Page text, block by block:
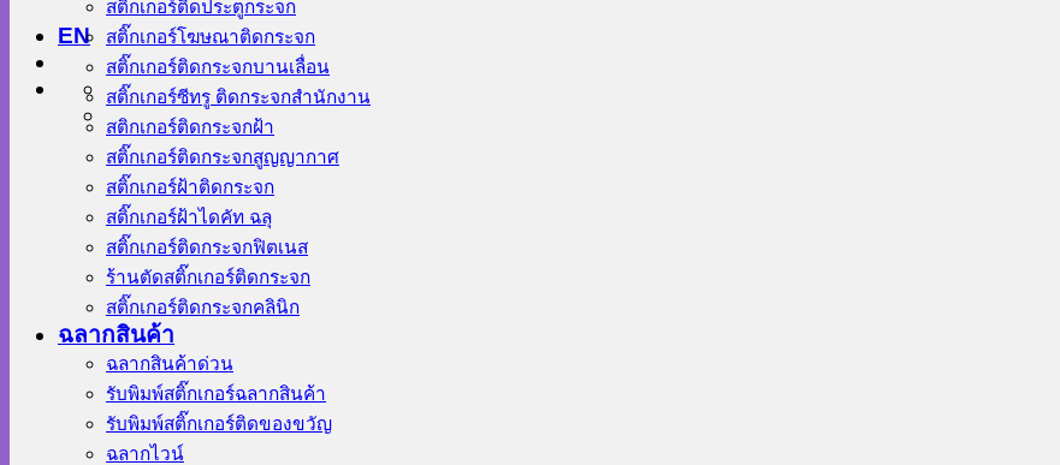
EN
สติ๊กเกอร์ติดประตูกระจก
สติ๊กเกอร์โฆษณาติดกระจก
สติ๊กเกอร์ติดกระจกบานเลื่อน
สติ๊กเกอร์ซีทรู ติดกระจกสำนักงาน
สติกเกอร์ติดกระจกฝ้า
สติ๊กเกอร์ติดกระจกสูญญากาศ
สติ๊กเกอร์ฝ้าติดกระจก
สติ๊กเกอร์ฝ้าไดคัท ฉลุ
สติ๊กเกอร์ติดกระจกฟิตเนส
ร้านตัดสติ๊กเกอร์ติดกระจก
สติ๊กเกอร์ติดกระจกคลินิก
ฉลากสินค้า
ฉลากสินค้าด่วน
รับพิมพ์สติ๊กเกอร์ฉลากสินค้า
รับพิมพ์สติ๊กเกอร์ติดของขวัญ
ฉลากไวน์